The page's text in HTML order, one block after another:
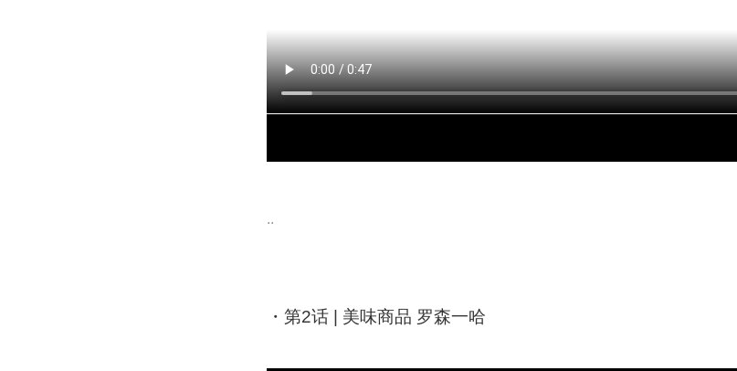
..
・ 第2话 | 美味商品 罗森一哈